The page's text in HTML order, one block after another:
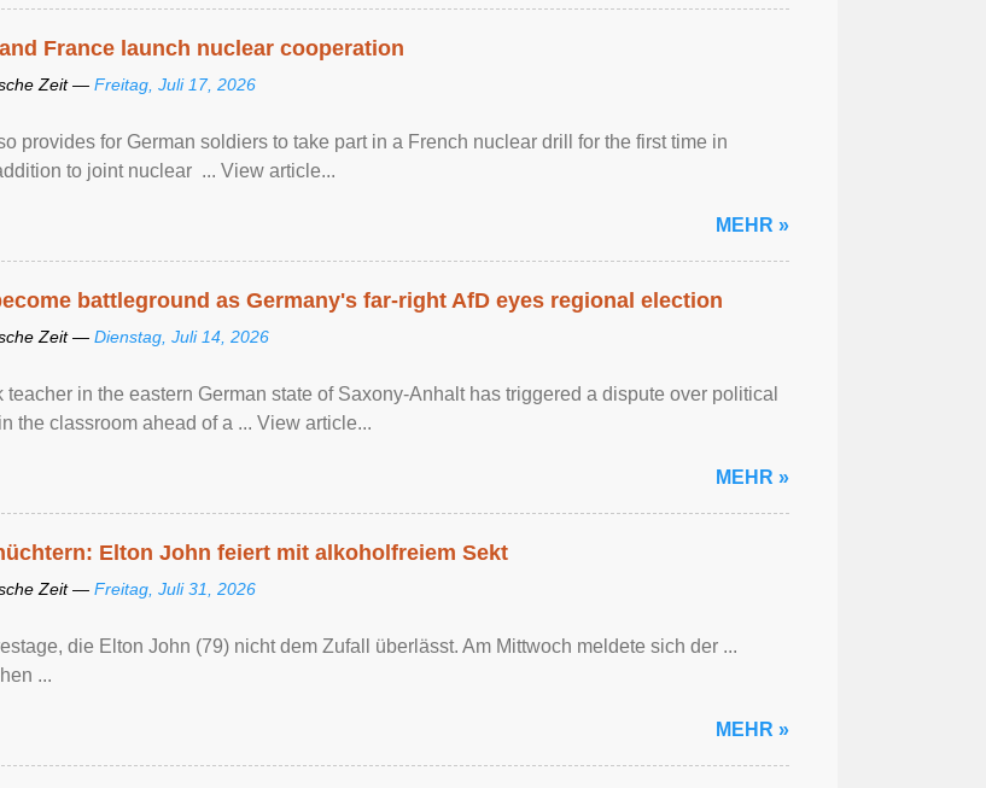
France launch nuclear cooperation
Zeit — Freitag, Juli 17, 2026
provides for German soldiers to take part in a French nuclear drill for the first time in
to joint nuclear ... View article...
MEHR »
battleground as Germany's far-right AfD eyes regional election
Zeit — Dienstag, Juli 14, 2026
teacher in the eastern German state of Saxony-Anhalt has triggered a dispute over political
the classroom ahead of a ... View article...
MEHR »
Elton John feiert mit alkoholfreiem Sekt
Zeit — Freitag, Juli 31, 2026
die Elton John (79) nicht dem Zufall überlässt. Am Mittwoch meldete sich der ...
...
MEHR »